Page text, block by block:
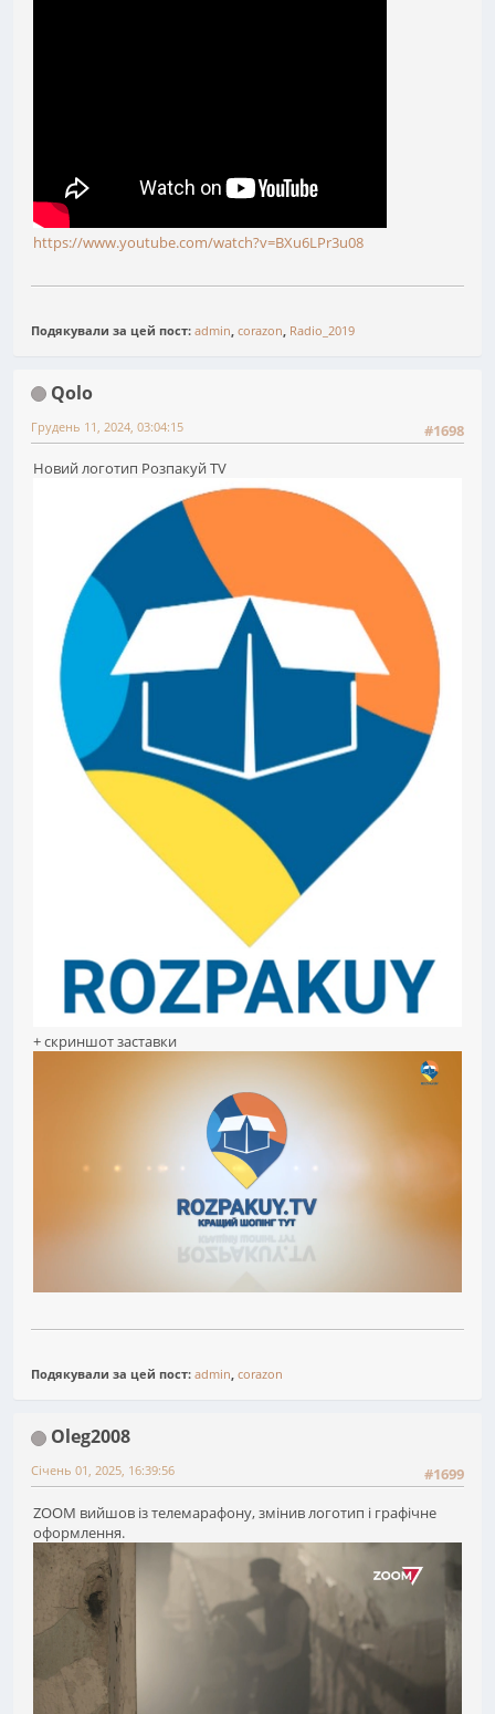
https://www.youtube.com/watch?v=BXu6LPr3u08
Подякували за цей пост: admin corazon Radio_2019
Qolo
#1698
Грудень 11, 2024, 03:04:15
Новий логотип Розпакуй TV
+ скриншот заставки
Подякували за цей пост: admin, corazon
Oleg2008
#1699
Січень 01, 2025, 16:39:56
ZOOM вийшов із телемарафону, змінив логотип і графічне
оформлення.